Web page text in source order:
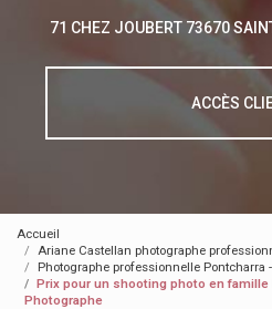
71 CHEZ JOUBERT 73670
ACCÈS
Accueil
Ariane Castellan photographe
Photographe professionnelle Pontcharra
Prix pour un shooting photo en famille
Photographe